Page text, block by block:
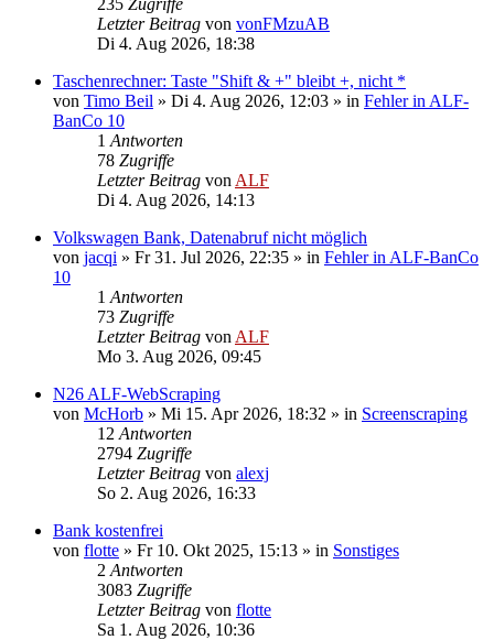
Letzter Beitrag von vonFMzuAB
Di 4. Aug 2026, 18:38
Taschenrechner: Taste "Shift & +" bleibt +, nicht *
von Timo Beil » Di 4. Aug 2026, 12:03 » in Fehler in ALF-
BanCo 10
1 Antworten
78 Zugriffe
Letzter Beitrag von ALF
Di 4. Aug 2026, 14:13
Volkswagen Bank, Datenabruf nicht möglich
von jacqi » Fr 31. Jul 2026, 22:35 » in Fehler in ALF-BanCo
10
1 Antworten
73 Zugriffe
Letzter Beitrag von ALF
Mo 3. Aug 2026, 09:45
N26 ALF-WebScraping
von McHorb » Mi 15. Apr 2026, 18:32 » in Screenscraping
12 Antworten
2794 Zugriffe
Letzter Beitrag von alexj
So 2. Aug 2026, 16:33
Bank kostenfrei
von flotte » Fr 10. Okt 2025, 15:13 » in Sonstiges
2 Antworten
3083 Zugriffe
Letzter Beitrag von flotte
Sa 1. Aug 2026, 10:36